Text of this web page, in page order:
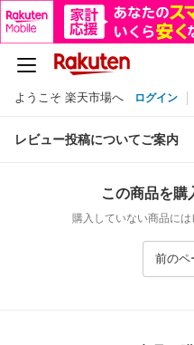
ようこそ 楽天市場へ ログイン
レビュー投稿についてご案内
この商品を購
購入していない商品には
前のペ